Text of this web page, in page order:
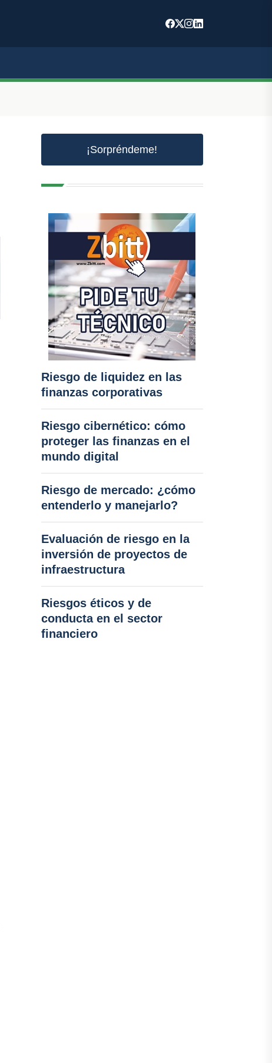
¡Sorpréndeme!
Riesgo de liquidez en las
finanzas corporativas
Riesgo cibernético: cómo
proteger las finanzas en el
mundo digital
Riesgo de mercado: ¿cómo
entenderlo y manejarlo?
Evaluación de riesgo en la
inversión de proyectos de
infraestructura
Riesgos éticos y de
conducta en el sector
financiero